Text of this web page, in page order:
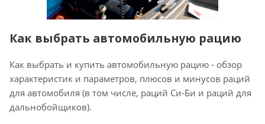
Как выбрать автомобильную рацию
Как выбрать и купить автомобильную рацию - обзор
характеристик и параметров, плюсов и минусов раций
для автомобиля (в том числе, раций Си-Би и раций для
дальнобойщиков).